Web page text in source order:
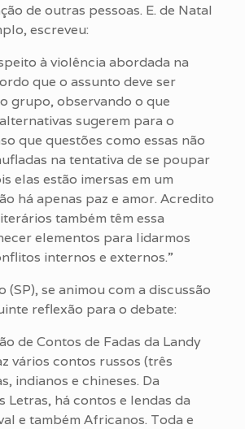
de outras pessoas. E. de Natal
escreveu:
à violência abordada na
que o assunto deve ser
grupo, observando o que
sugerem para o
que questões como essas não
na tentativa de se poupar
elas estão imersas em um
há apenas paz e amor. Acredito
também têm essa
elementos para lidarmos
internos e externos.”
(SP), se animou com a discussão
reflexão para o debate:
de Contos de Fadas da Landy
vários contos russos (três
indianos e chineses. Da
Letras, há contos e lendas da
e também Africanos. Toda e